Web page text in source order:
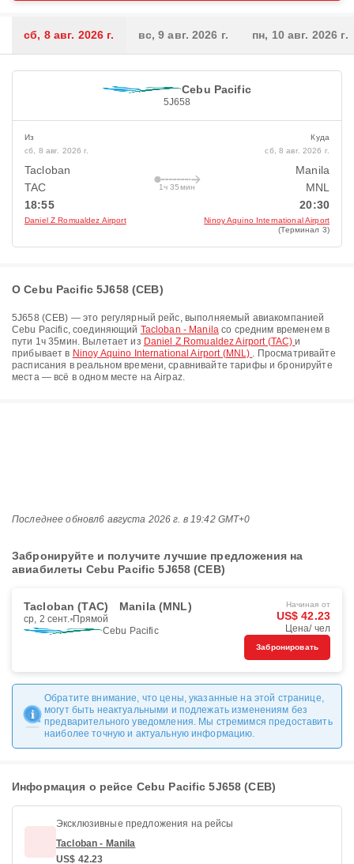
сб, 8 авг. 2026 г. вс, 9 авг. 2026 г. пн, 10 авг. 2026 г.
Cebu Pacific
5J658
Из
сб, 8 авг. 2026 г.
Tacloban
TAC
18:55
Daniel Z Romualdez Airport
1ч 35мин
Куда
сб, 8 авг. 2026 г.
Manila
MNL
20:30
Ninoy Aquino International Airport
(Терминал 3)
О Cebu Pacific 5J658 (CEB)
5J658 (CEB) — это регулярный рейс, выполняемый авиакомпанией
Cebu Pacific, соединяющий Tacloban - Manila со средним временем в
пути 1ч 35мин. Вылетает из Daniel Z Romualdez Airport (TAC)и
прибывает в Ninoy Aquino International Airport (MNL) . Просматривайте
расписания в реальном времени, сравнивайте тарифы и бронируйте
места — всё в одном месте на Airpaz.
Последнее обновл6 августа 2026 г. в 19:42 GMT+0
Забронируйте и получите лучшие предложения на
авиабилеты Cebu Pacific 5J658 (CEB)
Tacloban (TAC) Manila (MNL)
ср, 2 сент. Прямой
Cebu Pacific
Начиная от
US$ 42.23
Цена/ чел
Забронировать
Обратите внимание, что цены, указанные на этой странице,
могут быть неактуальными и подлежать изменениям без
предварительного уведомления. Мы стремимся предоставить
наиболее точную и актуальную информацию.
Информация о рейсе Cebu Pacific 5J658 (CEB)
Эксклюзивные предложения на рейсы
Tacloban - Manila
US$ 42.23